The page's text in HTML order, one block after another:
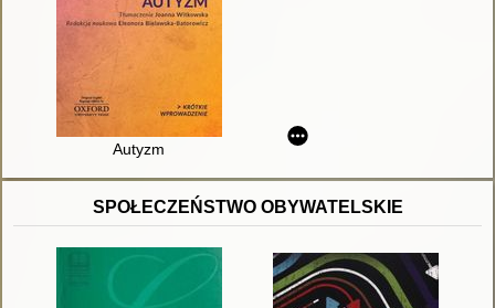
Autyzm
SPOŁECZEŃSTWO OBYWATELSKIE